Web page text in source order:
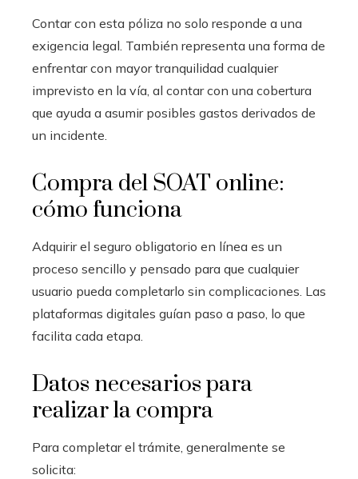
Contar con esta póliza no solo responde a una
exigencia legal. También representa una forma de
enfrentar con mayor tranquilidad cualquier
imprevisto en la vía, al contar con una cobertura
que ayuda a asumir posibles gastos derivados de
un incidente.
Compra del SOAT online:
cómo funciona
Adquirir el seguro obligatorio en línea es un
proceso sencillo y pensado para que cualquier
usuario pueda completarlo sin complicaciones. Las
plataformas digitales guían paso a paso, lo que
facilita cada etapa.
Datos necesarios para
realizar la compra
Para completar el trámite, generalmente se
solicita: